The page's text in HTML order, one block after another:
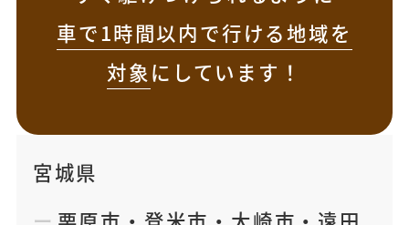
車で1時間以内で行ける地域を
対象にしています！
宮城県